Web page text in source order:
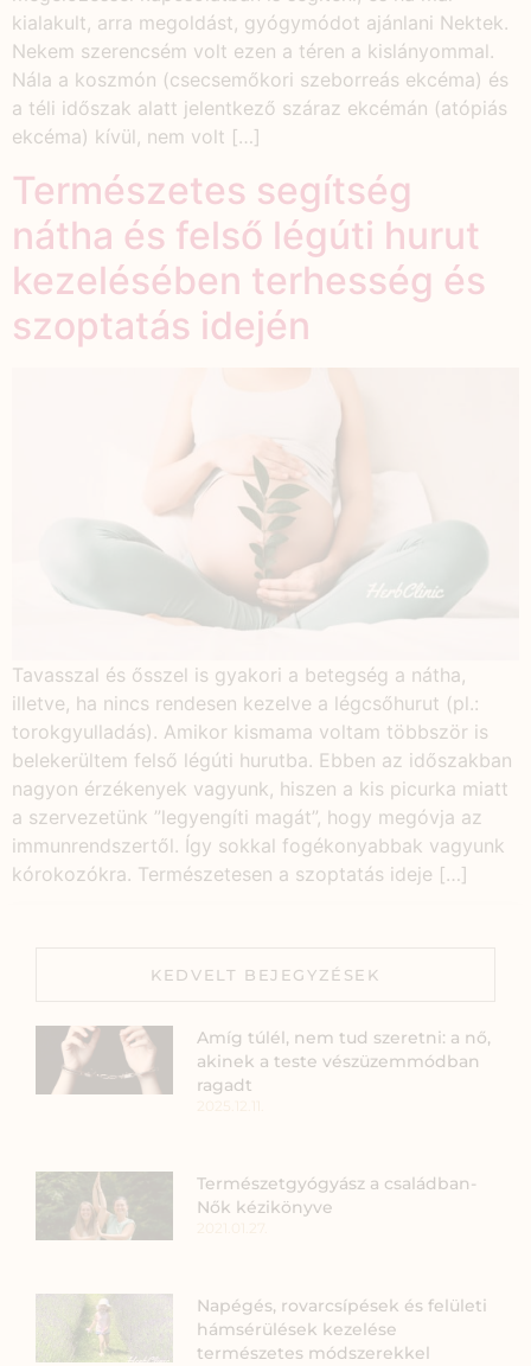
kialakult, arra megoldást, gyógymódot ajánlani Nektek.
Nekem szerencsém volt ezen a téren a kislányommal.
Nála a koszmón (csecsemőkori szeborreás ekcéma) és
a téli időszak alatt jelentkező száraz ekcémán (atópiás
ekcéma) kívül, nem volt […]
Természetes segítség
nátha és felső légúti hurut
kezelésében terhesség és
szoptatás idején
Tavasszal és ősszel is gyakori a betegség a nátha,
illetve, ha nincs rendesen kezelve a légcsőhurut (pl.:
torokgyulladás). Amikor kismama voltam többször is
belekerültem felső légúti hurutba. Ebben az időszakban
nagyon érzékenyek vagyunk, hiszen a kis picurka miatt
a szervezetünk ”legyengíti magát”, hogy megóvja az
immunrendszertől. Így sokkal fogékonyabbak vagyunk
kórokozókra. Természetesen a szoptatás ideje […]
KEDVELT BEJEGYZÉSEK
Amíg túlél, nem tud szeretni: a nő,
akinek a teste vészüzemmódban
ragadt
Természetgyógyász a családban-
Nők kézikönyve
Napégés, rovarcsípések és felületi
hámsérülések kezelése
természetes módszerekkel